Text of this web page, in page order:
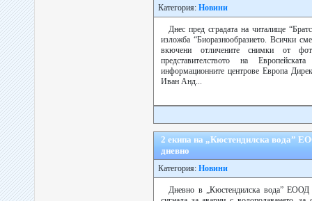
Категория: Новини
Днес пред сградата на читалище
изложба “Биоразнообразието. Всички
вкючени отличените снимки от
представителството на
информационните центрове Европа
Иван Анд...
2 екипа на „Кюстендилска вода”
дневно
Категория: Новини
Дневно в „Кюстендилска вода” ЕООД